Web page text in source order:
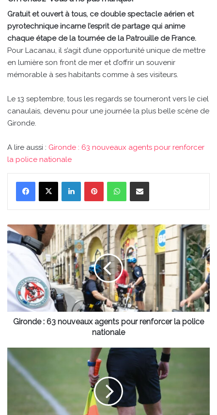
Gratuit et ouvert à tous, ce double spectacle aérien et
pyrotechnique incarne l’esprit de partage qui anime
chaque étape de la tournée de la Patrouille de France.
Pour Lacanau, il s’agit d’une opportunité unique de mettre
en lumière son front de mer et d’offrir un souvenir
mémorable à ses habitants comme à ses visiteurs.
Le 13 septembre, tous les regards se tourneront vers le ciel
canaulais, devenu pour une journée la plus belle scène de
Gironde.
A lire aussi : Gironde : 63 nouveaux agents pour renforcer
la police nationale
LinkedinPinterestWhatsAppPartager par email
Gironde
:
63
nouveaux
pour
renforcer
la
police
nationale
Gironde : 63 nouveaux agents pour renforcer la police
nationale
Nouvelle-
Aquitaine